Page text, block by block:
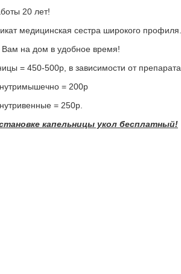
20 лет!
медицинская сестра широкого профиля.
Вам на дом в удобное время!
= 450-500р, в зависимости от препарата.
= 200р
= 250р.
капельницы укол бесплатный!